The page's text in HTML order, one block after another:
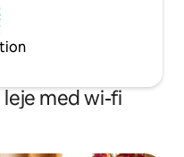
med wi-fi